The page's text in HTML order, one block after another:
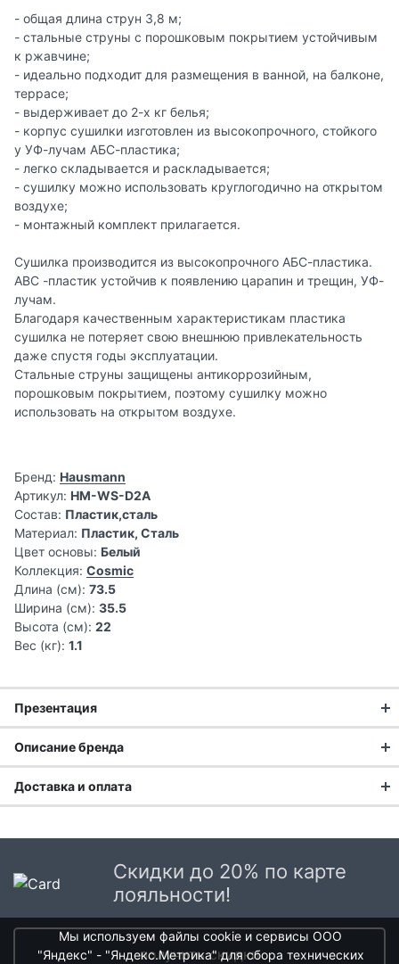
- общая длина струн 3,8 м;
- стальные струны с порошковым покрытием устойчивым
к ржавчине;
- идеально подходит для размещения в ванной, на балконе,
террасе;
- выдерживает до 2-х кг белья;
- корпус сушилки изготовлен из высокопрочного, стойкого
у УФ-лучам АБС-пластика;
- легко складывается и раскладывается;
- сушилку можно использовать круглогодично на открытом
воздухе;
- монтажный комплект прилагается.
Сушилка производится из высокопрочного АБС-пластика.
АВС -пластик устойчив к появлению царапин и трещин, УФ-
лучам.
Благодаря качественным характеристикам пластика
сушилка не потеряет свою внешнюю привлекательность
даже спустя годы эксплуатации.
Стальные струны защищены антикоррозийным,
порошковым покрытием, поэтому сушилку можно
использовать на открытом воздухе.
Бренд: Hausmann
Артикул: HM-WS-D2A
Состав: Пластик,сталь
Материал: Пластик, Сталь
Цвет основы: Белый
Коллекция: Cosmic
Длина (см): 73.5
Ширина (см): 35.5
Высота (см): 22
Вес (кг): 1.1
Презентация
Описание бренда
всей России заботиться о своем доме.
Качество, рациональность, эргономика и уникальный
дизайн;
Доставка и оплата
Доставка в Москве и области
В Москве и Московской области доставка курьером до
Стоимость доставки в Москве в пределах МКАД399 руб.
в Московской Области и Москве за МКАД599 руб.
Скидки до 20% по карте
лояльности!
получить скидки
Мы используем файлы cookie и сервисы ООО
"Яндекс" - "Яндекс.Метрика" для сбора технических